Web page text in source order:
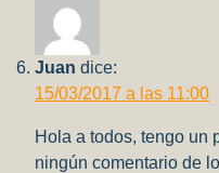
Juan dice:
15/03/2017 a las 11:00
Hola a todos, tengo un
ningún comentario de